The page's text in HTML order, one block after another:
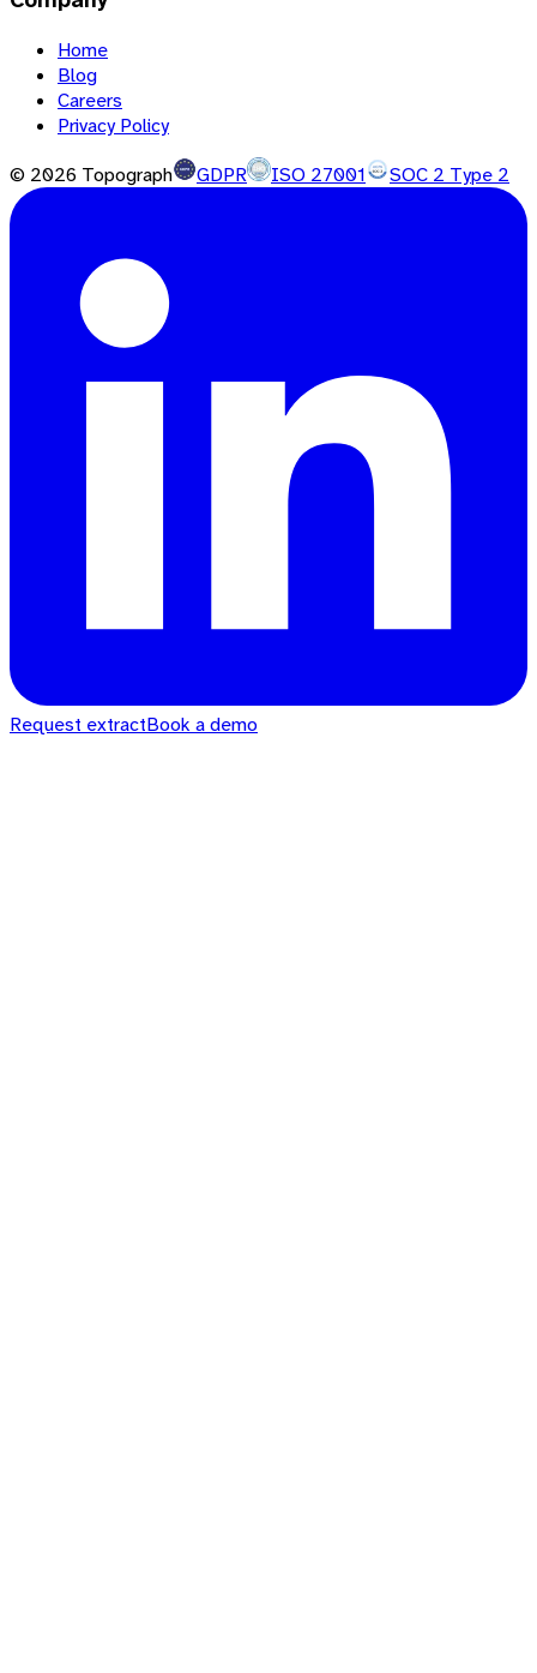
Home
Blog
Careers
Privacy Policy
© 2026 Topograph GDPR ISO 27001 SOC 2 Type 2
Request extractBook a demo